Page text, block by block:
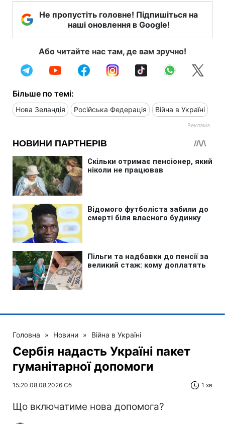
Не пропустіть головне! Підпишіться на
наші оновлення в Google!
Або читайте нас там, де вам зручно!
Більше по темі:
Нова Зеландія Російська Федерація Війна в Україні
Головна » Новини » Війна в Україні
Сербія надасть Україні пакет
гуманітарної допомоги
15:20 08.08.2026 Сб 1 хв
Що включатиме нова допомога?